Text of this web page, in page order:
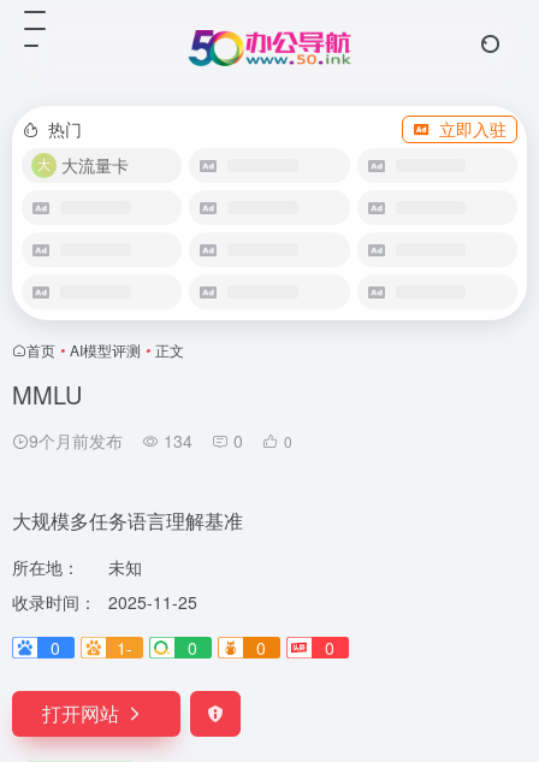
热门
立即入驻
大流量卡
首页 • AI模型评测 • 正文
MMLU
9个月前发布 134 0 0
大规模多任务语言理解基准
所在地：
未知
收录时间：
2025-11-25
0
1- 0 0 0
打开网站